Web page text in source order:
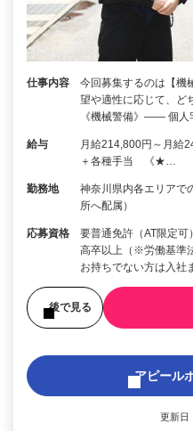
仕事内容
今回募集するのは【機
望や適性に応じて、
《機械警備》―― 個
給与
月給214,800円～月給
＋各種手当 《★…
勤務地
神奈川県内各エリア
所へ配属）
応募資格
要普通免許（AT限定
高卒以上（※労働基準
お持ちでない方は入社
後で見る
アピール
更新日